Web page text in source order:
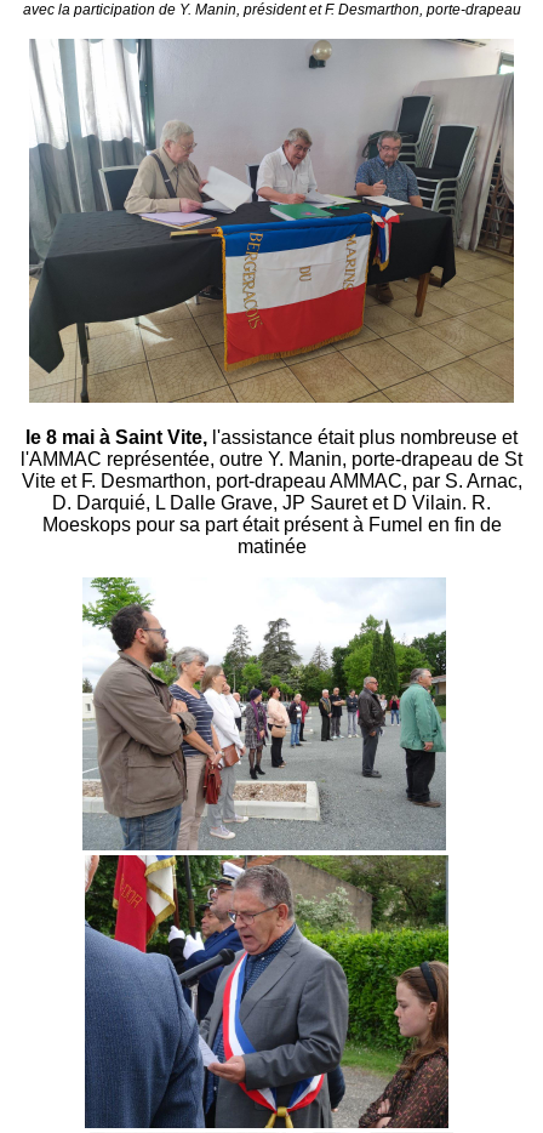
avec la participation de Y. Manin, président et F. Desmarthon, porte-drapeau
le 8 mai à Saint Vite, l'assistance était plus nombreuse et
l'AMMAC représentée, outre Y. Manin, porte-drapeau de St
Vite et F. Desmarthon, port-drapeau AMMAC, par S. Arnac,
D. Darquié, L Dalle Grave, JP Sauret et D Vilain. R.
Moeskops pour sa part était présent à Fumel en fin de
matinée